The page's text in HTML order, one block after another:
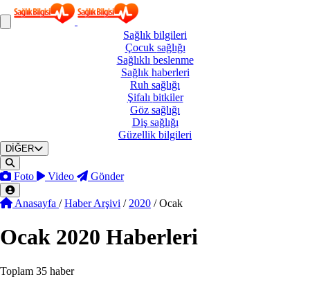
Sağlık bilgileri
Çocuk sağlığı
Sağlıklı beslenme
Sağlık haberleri
Ruh sağlığı
Şifalı bitkiler
Göz sağlığı
Diş sağlığı
Güzellik bilgileri
DİĞER
Foto Video Gönder
Anasayfa / Haber Arşivi / 2020 / Ocak
Ocak 2020 Haberleri
Toplam 35 haber